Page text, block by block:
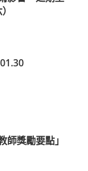
獎勵要點」